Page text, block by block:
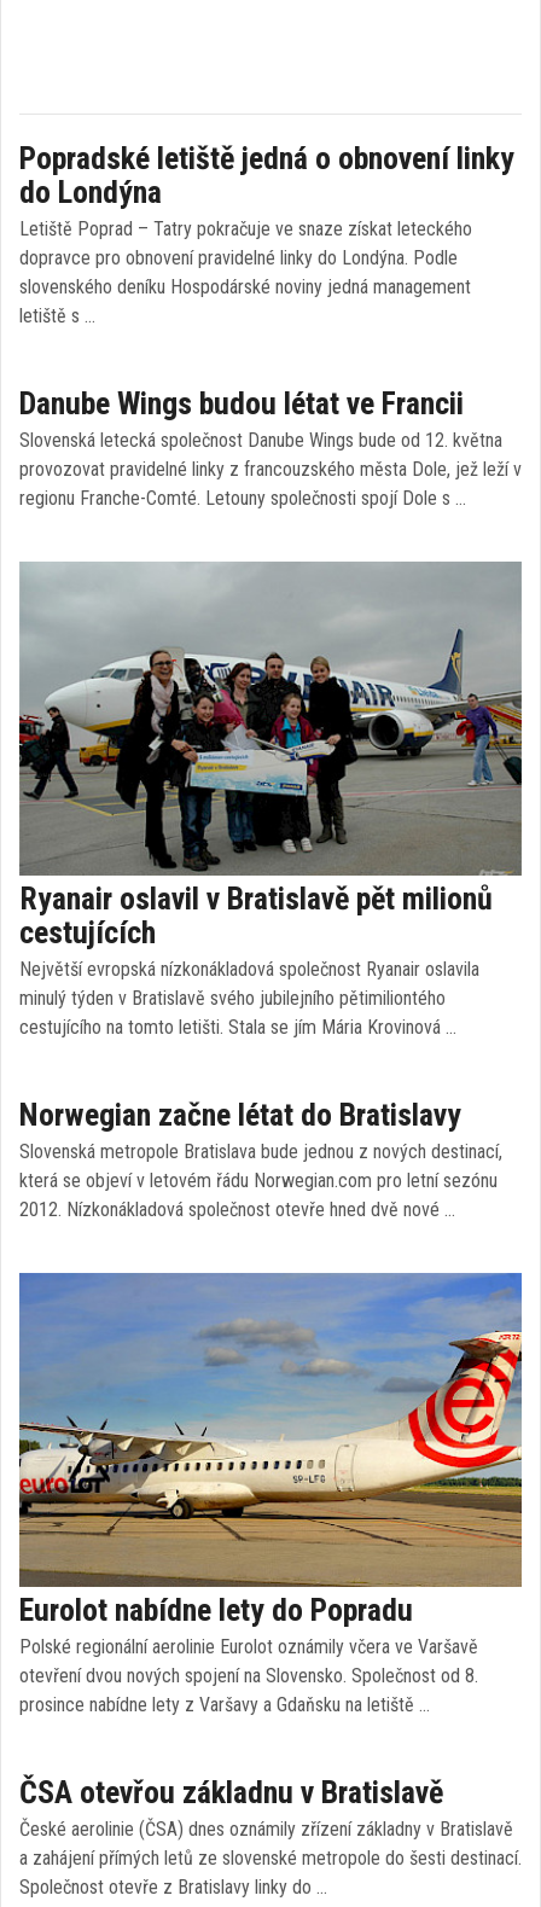
Popradské letiště jedná o obnovení linky
do Londýna
Letiště Poprad – Tatry pokračuje ve snaze získat leteckého
dopravce pro obnovení pravidelné linky do Londýna. Podle
slovenského deníku Hospodárské noviny jedná management
letiště s …
Danube Wings budou létat ve Francii
Slovenská letecká společnost Danube Wings bude od 12. května
provozovat pravidelné linky z francouzského města Dole, jež leží v
regionu Franche-Comté. Letouny společnosti spojí Dole s …
Ryanair oslavil v Bratislavě pět milionů
cestujících
Největší evropská nízkonákladová společnost Ryanair oslavila
minulý týden v Bratislavě svého jubilejního pětimiliontého
cestujícího na tomto letišti. Stala se jím Mária Krovinová …
Norwegian začne létat do Bratislavy
Slovenská metropole Bratislava bude jednou z nových destinací,
která se objeví v letovém řádu Norwegian.com pro letní sezónu
2012. Nízkonákladová společnost otevře hned dvě nové …
Eurolot nabídne lety do Popradu
Polské regionální aerolinie Eurolot oznámily včera ve Varšavě
otevření dvou nových spojení na Slovensko. Společnost od 8.
prosince nabídne lety z Varšavy a Gdaňsku na letiště …
ČSA otevřou základnu v Bratislavě
České aerolinie (ČSA) dnes oznámily zřízení základny v Bratislavě
a zahájení přímých letů ze slovenské metropole do šesti destinací.
Společnost otevře z Bratislavy linky do …